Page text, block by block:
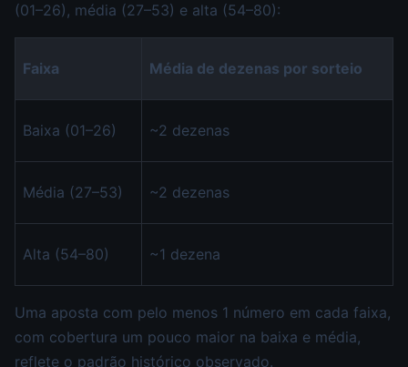
(01–26), média (27–53) e alta (54–80):
Faixa Média de dezenas por sorteio
Baixa (01–26) ~2 dezenas
Média (27–53) ~2 dezenas
Alta (54–80) ~1 dezena
Uma aposta com pelo menos 1 número em cada faixa,
com cobertura um pouco maior na baixa e média,
reflete o padrão histórico observado.